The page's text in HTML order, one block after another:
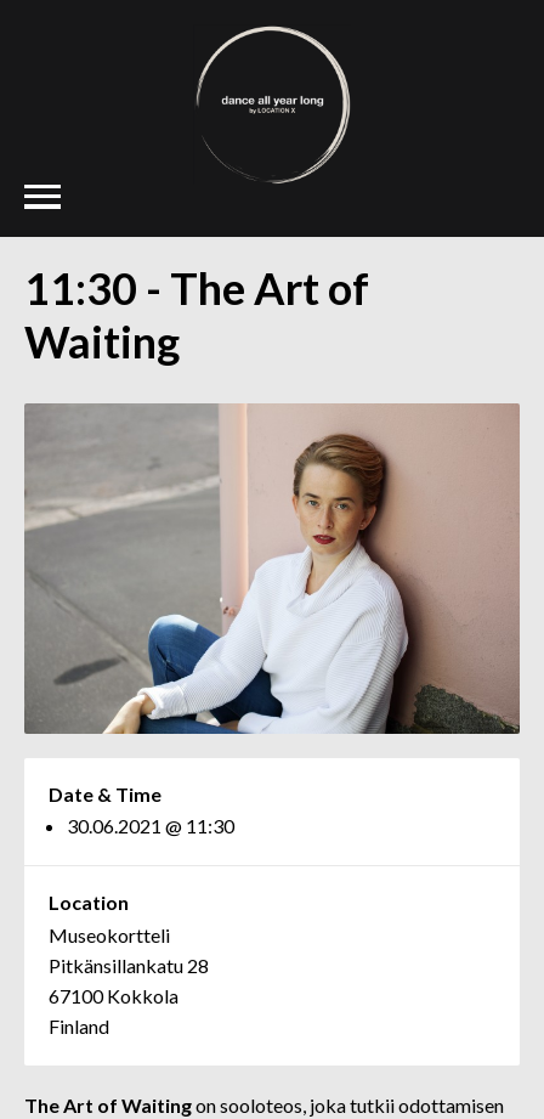
11:30 - The Art of
Waiting
The Art of Waitingon sooloteos, joka tutkii odottamisen
Date & Time
30.06.2021 @ 11:30
Location
Museokortteli
Pitkänsillankatu 28
67100 Kokkola
Finland